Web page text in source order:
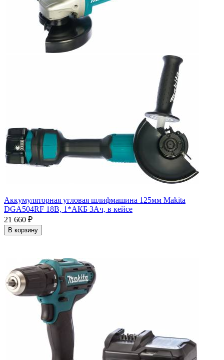
Аккумуляторная угловая шлифмашина 125мм Makita
DGA504RF 18В, 1*АКБ 3Ач, в кейсе
21 660 ₽
В корзину